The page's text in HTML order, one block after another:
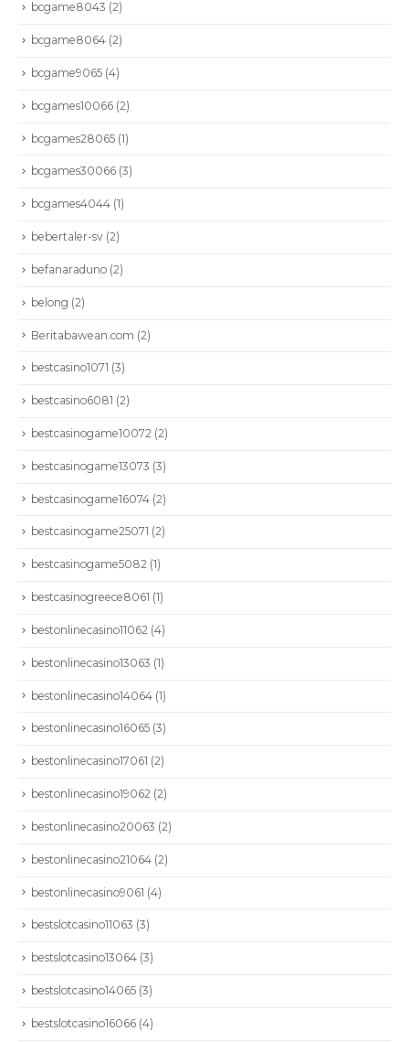
bcgame8043 (2)
bcgame8064 (2)
bcgame9065 (4)
bcgames10066 (2)
bcgames28065 (1)
bcgames30066 (3)
bcgames4044 (1)
bebertaler-sv (2)
befanaraduno (2)
belong (2)
Beritabawean.com (2)
bestcasino1071 (3)
bestcasino6081 (2)
bestcasinogame10072 (2)
bestcasinogame13073 (3)
bestcasinogame16074 (2)
bestcasinogame25071 (2)
bestcasinogame5082 (1)
bestcasinogreece8061 (1)
bestonlinecasino11062 (4)
bestonlinecasino13063 (1)
bestonlinecasino14064 (1)
bestonlinecasino16065 (3)
bestonlinecasino17061 (2)
bestonlinecasino19062 (2)
bestonlinecasino20063 (2)
bestonlinecasino21064 (2)
bestonlinecasino9061 (4)
bestslotcasino11063 (3)
bestslotcasino13064 (3)
bestslotcasino14065 (3)
bestslotcasino16066 (4)